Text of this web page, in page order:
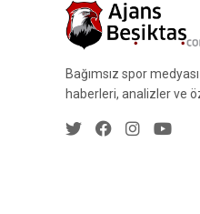
Bağımsız spor
haberleri, analizler ve